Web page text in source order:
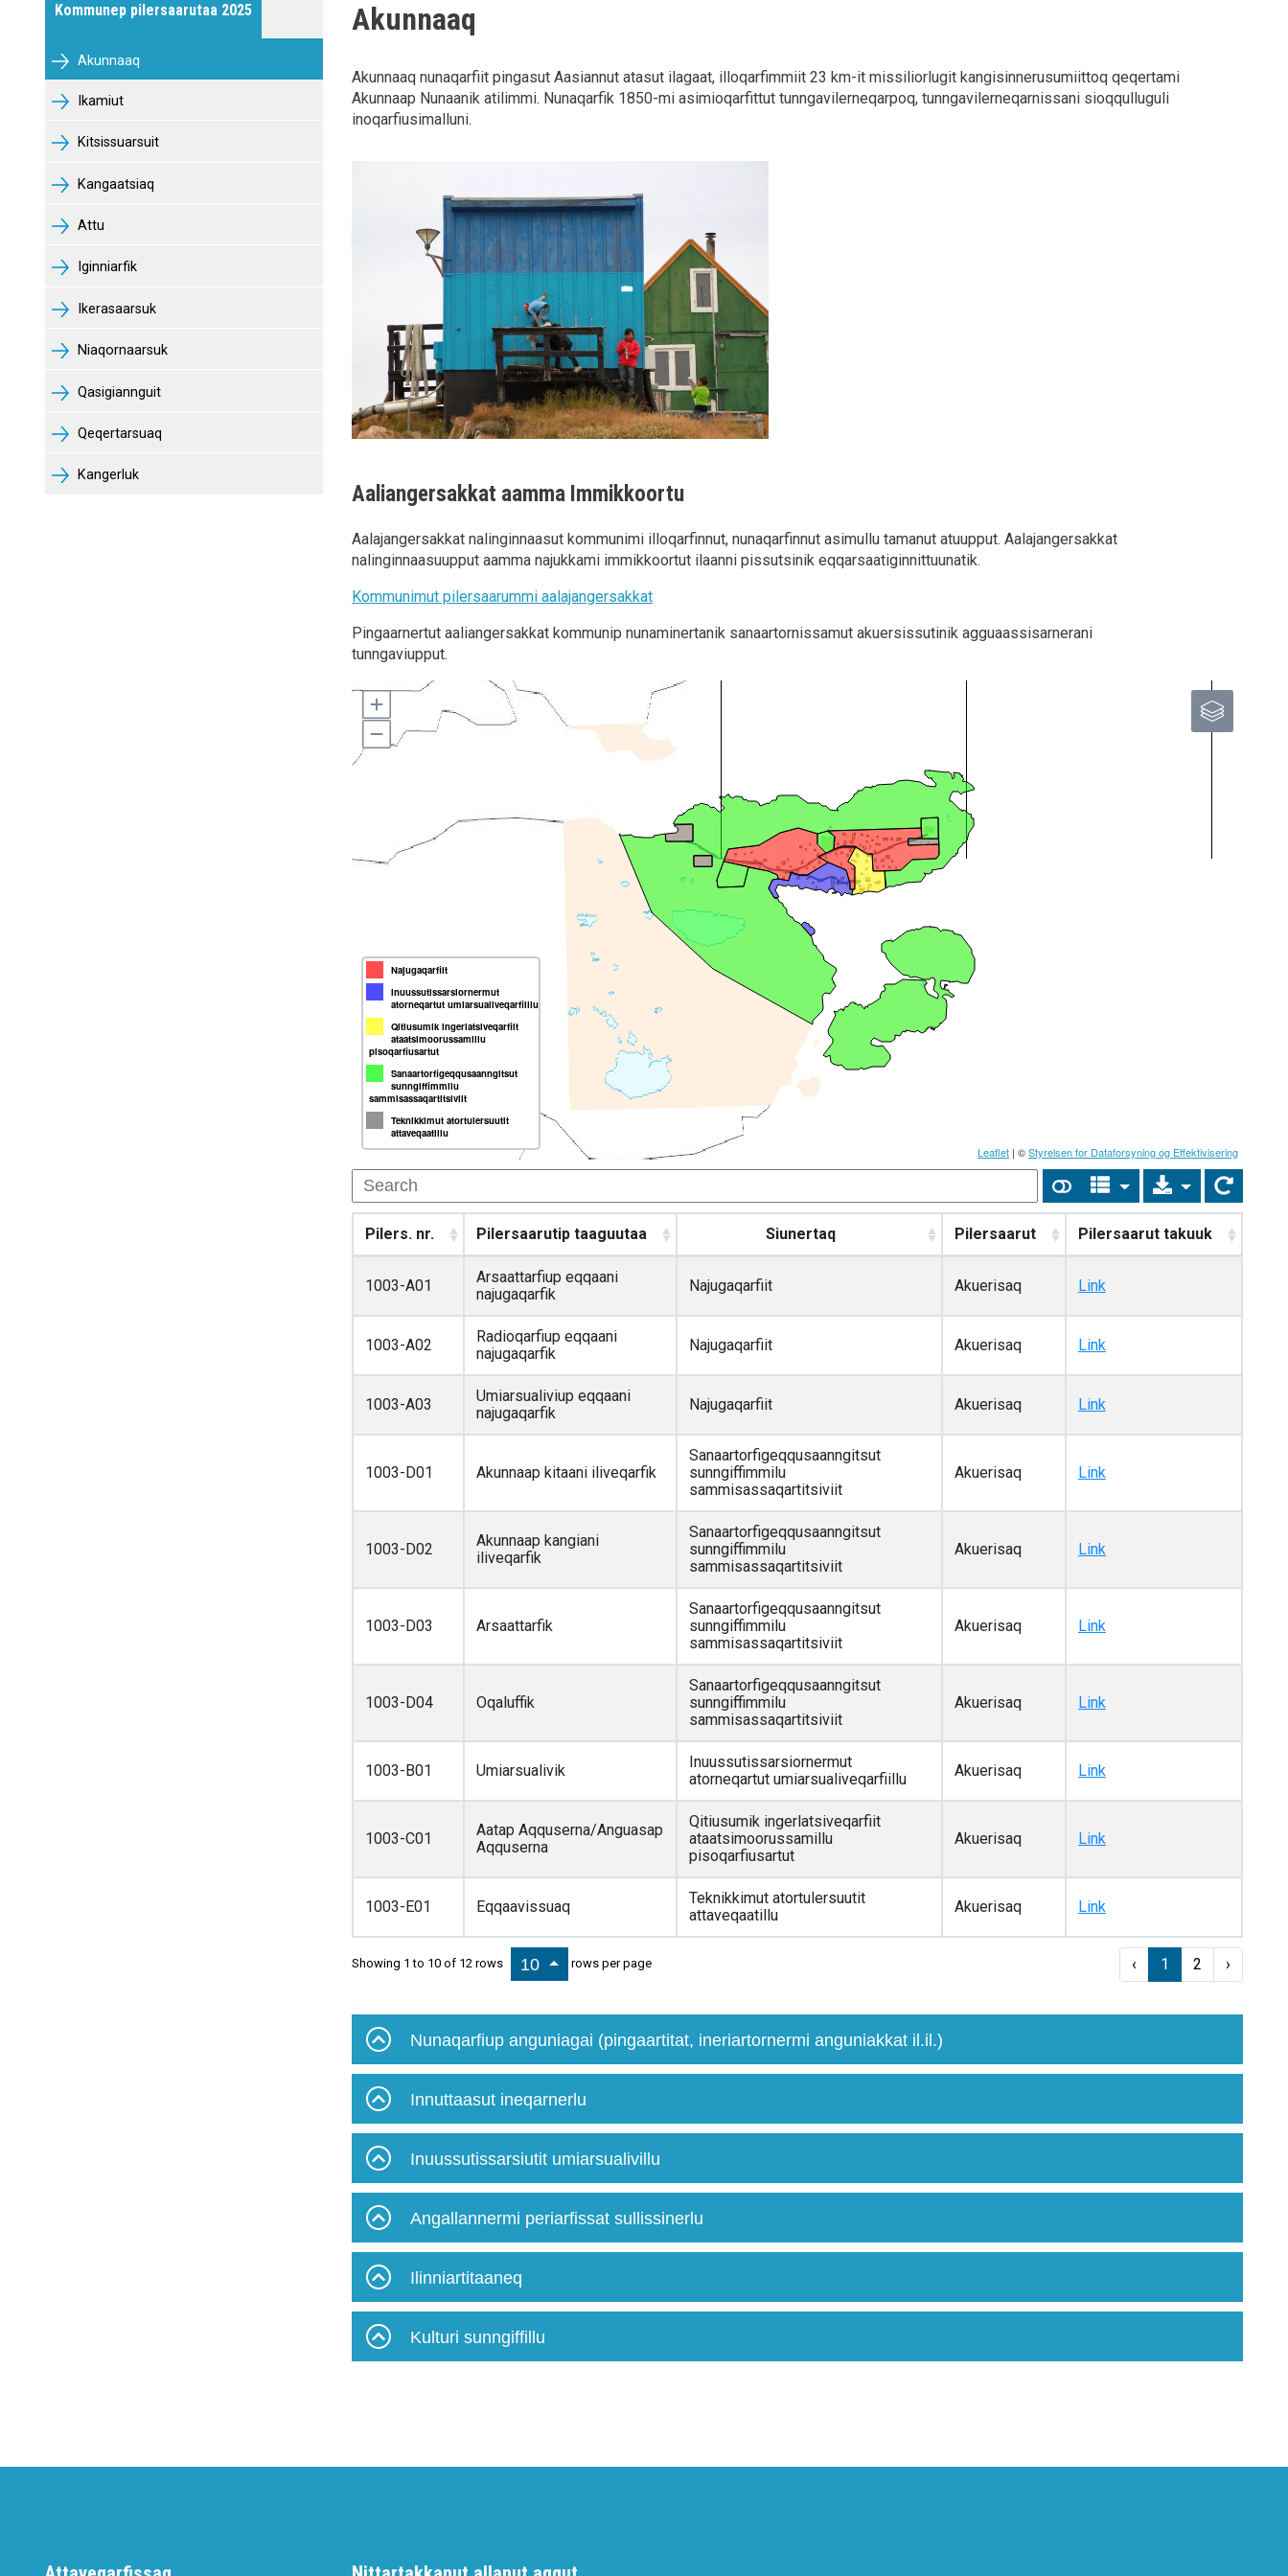
Kommunep pilersaarutaa 2025
Aasiaat
Akunnaaq
Ikamiut
Kitsissuarsuit
Kangaatsiaq
Attu
Iginniarfik
Ikerasaarsuk
Niaqornaarsuk
Qasigiannguit
Qeqertarsuaq
Kangerluk
Akunnaaq
Akunnaaq nunaqarfiit pingasut Aasiannut atasut ilagaat, illoqarfimmiit 23 km-it missiliorlugit kangisinnerusumiittoq qeqertami
Akunnaap Nunaanik atilimmi. Nunaqarfik 1850-mi asimioqarfittut tunngavilerneqarpoq, tunngavilerneqarnissani sioqqulluguli
inoqarfiusimalluni.
Aaliangersakkat aamma Immikkoortu
Aalajangersakkat nalinginnaasut kommunimi illoqarfinnut, nunaqarfinnut asimullu tamanut atuupput. Aalajangersakkat
nalinginnaasuupput aamma najukkami immikkoortut ilaanni pissutsinik eqqarsaatiginnittuunatik.
Kommunimut pilersaarummi aalajangersakkat
Pingaarnertut aaliangersakkat kommunip nunaminertanik sanaartornissamut akuersissutinik agguaassisarnerani
tunngaviupput.
Najugaqarfiit
Inuussutissarsiornermut
atorneqartut umiarsualiveqarfiillu
Qitiusumik ingerlatsiveqarfiit
ataatsimoorussamillu
pisoqarfiusartut
Sanaartorfigeqqusaanngitsut
sunngiffimmilu
sammisassaqartitsiviit
Teknikkimut atortulersuutit
attaveqaatillu
Leaflet | ©Styrelsen for Dataforsyning og Effektivisering
Pilers. nr. Pilersaarutip taaguutaa Siunertaq Pilersaarut Pilersaarut takuuk
1003-A01
Arsaattarfiup eqqaani
najugaqarfik
Najugaqarfiit Akuerisaq Link
1003-A02
Radioqarfiup eqqaani
najugaqarfik
Najugaqarfiit Akuerisaq Link
1003-A03
Umiarsualiviup eqqaani
najugaqarfik
Najugaqarfiit Akuerisaq Link
1003-D01 Akunnaap kitaani iliveqarfik
Sanaartorfigeqqusaanngitsut
sunngiffimmilu
sammisassaqartitsiviit
Akuerisaq Link
1003-D02
Akunnaap kangiani
iliveqarfik
Sanaartorfigeqqusaanngitsut
sunngiffimmilu
sammisassaqartitsiviit
Akuerisaq Link
1003-D03 Arsaattarfik
Sanaartorfigeqqusaanngitsut
sunngiffimmilu
sammisassaqartitsiviit
Akuerisaq Link
1003-D04 Oqaluffik
Sanaartorfigeqqusaanngitsut
sunngiffimmilu
sammisassaqartitsiviit
Akuerisaq Link
1003-B01 Umiarsualivik
Inuussutissarsiornermut
atorneqartut umiarsualiveqarfiillu
Akuerisaq Link
1003-C01
Aatap Aqquserna/Anguasap
Aqquserna
Qitiusumik ingerlatsiveqarfiit
ataatsimoorussamillu
pisoqarfiusartut
Akuerisaq Link
1003-E01 Eqqaavissuaq
Teknikkimut atortulersuutit
attaveqaatillu
Akuerisaq Link
Showing 1 to 10 of 12 rows 10 rows per page ‹ 1 2 ›
Nunaqarfiup anguniagai (pingaartitat, ineriartornermi anguniakkat il.il.)
Innuttaasut ineqarnerlu
Inuussutissarsiutit umiarsualivillu
Angallannermi periarfissat sullissinerlu
Ilinniartitaaneq
Kulturi sunngiffillu